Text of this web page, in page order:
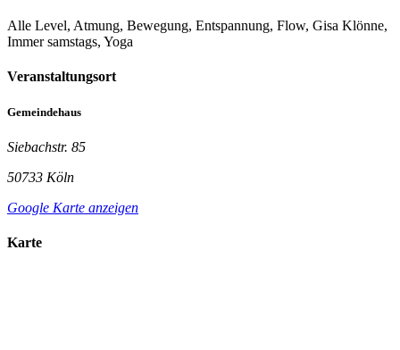
Alle Level, Atmung, Bewegung, Entspannung, Flow, Gisa Klönne,
Immer samstags, Yoga
Veranstaltungsort
Gemeindehaus
Siebachstr. 85
50733 Köln
Google Karte anzeigen
Karte